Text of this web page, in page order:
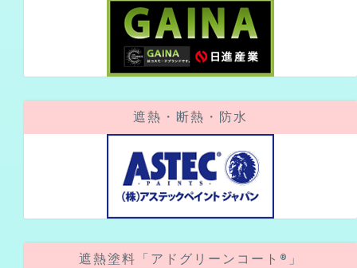
遮熱・断熱・防水
遮熱塗料「アドグリーンコート®」